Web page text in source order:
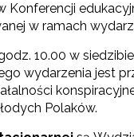
Konferencji
w ramach
10.00 w
wydarzenia jest
Polaków.